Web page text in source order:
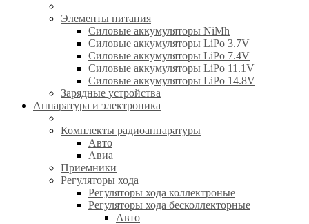
Элементы питания
Силовые аккумуляторы NiMh
Силовые аккумуляторы LiPo 3.7V
Силовые аккумуляторы LiPo 7.4V
Силовые аккумуляторы LiPo 11.1V
Силовые аккумуляторы LiPo 14.8V
Зарядные устройства
Аппаратура и электроника
Комплекты радиоаппаратуры
Авто
Авиа
Приемники
Регуляторы хода
Регуляторы хода коллектроные
Регуляторы хода бесколлекторные
Авто